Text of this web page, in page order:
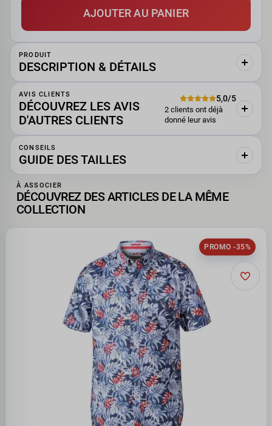
AJOUTER AU PANIER
PRODUIT
DESCRIPTION & DÉTAILS
AVIS CLIENTS
DÉCOUVREZ LES AVIS
D'AUTRES CLIENTS
5,0/5
2 clients ont déjà
donné leur avis
CONSEILS
GUIDE DES TAILLES
À ASSOCIER
DÉCOUVREZ DES ARTICLES DE LA MÊME
COLLECTION
PROMO -35%